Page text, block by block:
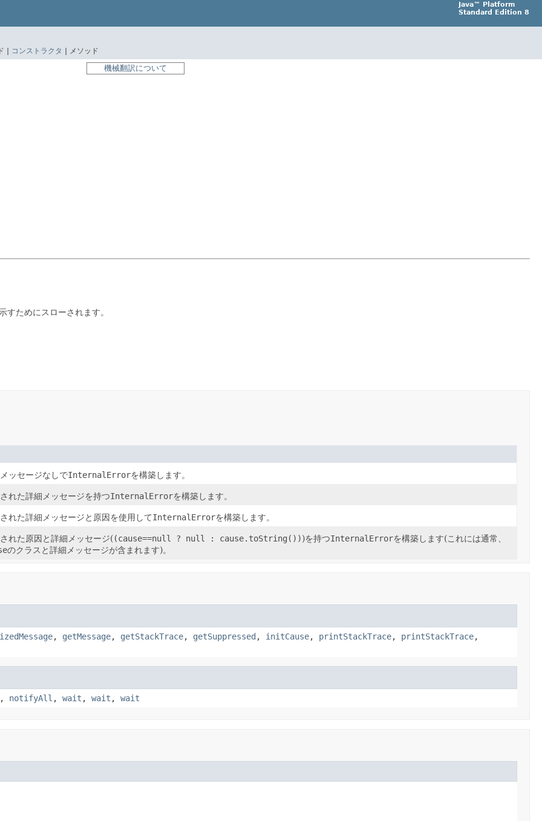
Java™ Platform
Standard Edition 8
| コンストラクタ | メソッド
機械翻訳について
ためにスローされます。
ッセージなしでInternalErrorを構築します。
れた詳細メッセージを持つInternalErrorを構築します。
れた詳細メッセージと原因を使用してInternalErrorを構築します。
れた原因と詳細メッセージ((cause==null ? null : cause.toString()))を持つInternalErrorを構築します(これには通常、
のクラスと詳細メッセージが含まれます)。
, getMessage, getStackTrace, getSuppressed , initCause, printStackTrace, printStackTrace,
, notifyAll , wait , wait , wait